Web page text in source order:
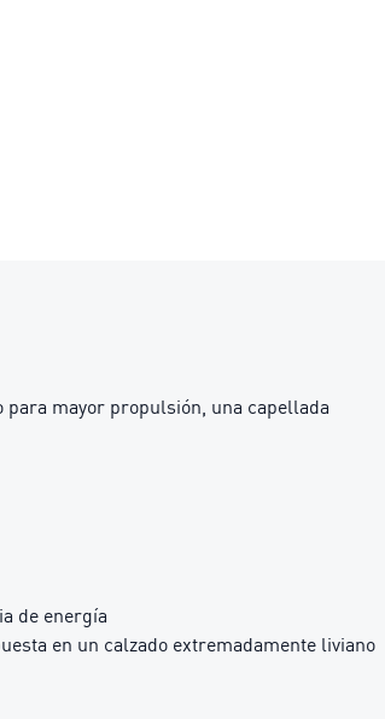
mayor propulsión, una capellada
de energía
en un calzado extremadamente liviano